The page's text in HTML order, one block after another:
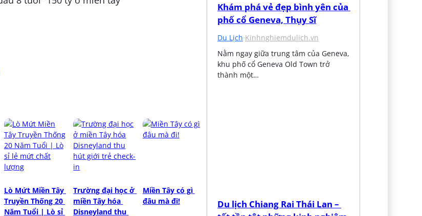
Lò Mứt Miền Tây
Truyền Thống 20
Năm Tuổi | Lò sỉ
Trường đại học ở
miền Tây hóa
Disneyland thu
Miền Tây có gì
đâu mà đi!
Khám phá vẻ đẹp bình yên của
phố cổ Geneva, Thụy Sĩ
Du Lịch·Kinhnghiemdulich.vn
Nằm ngay giữa trung tâm của Geneva,
khu phố cổ Geneva Old Town trở
thành một…
Du lịch Chiang Rai Thái Lan –